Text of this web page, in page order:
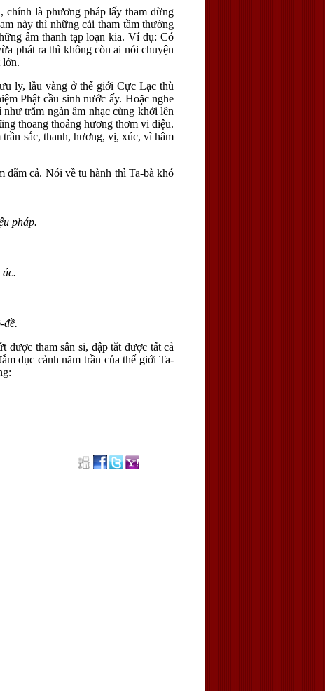
chính là phương pháp lấy tham dừng
này thì những cái tham tầm thường
âm thanh tạp loạn kia. Ví dụ: Có
phát ra thì không còn ai nói chuyện
lớn.
ly, lầu vàng ở thế giới Cực Lạc thù
Phật cầu sinh nước ấy. Hoặc nghe
trăm ngàn âm nhạc cùng khởi lên
thoang thoảng hương thơm vi diệu.
sắc, thanh, hương, vị, xúc, vì hâm
đắm cả. Nói về tu hành thì Ta-bà khó
pháp.
đề.
được tham sân si, dập tắt được tất cả
dục cảnh năm trần của thế giới Ta-